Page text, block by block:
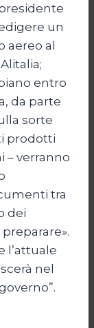
un
aereo al
entro
da parte
sorte
prodotti
– verranno
tra
dei
l’attuale
nel